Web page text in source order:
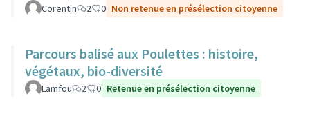
Corentin 2 0 Non retenue en présélection citoyenne
Parcours balisé aux Poulettes : histoire,
végétaux, bio-diversité
Lamfou 2 0 Retenue en présélection citoyenne